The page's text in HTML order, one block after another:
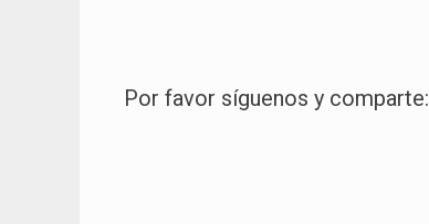
Por favor síguenos y comparte: